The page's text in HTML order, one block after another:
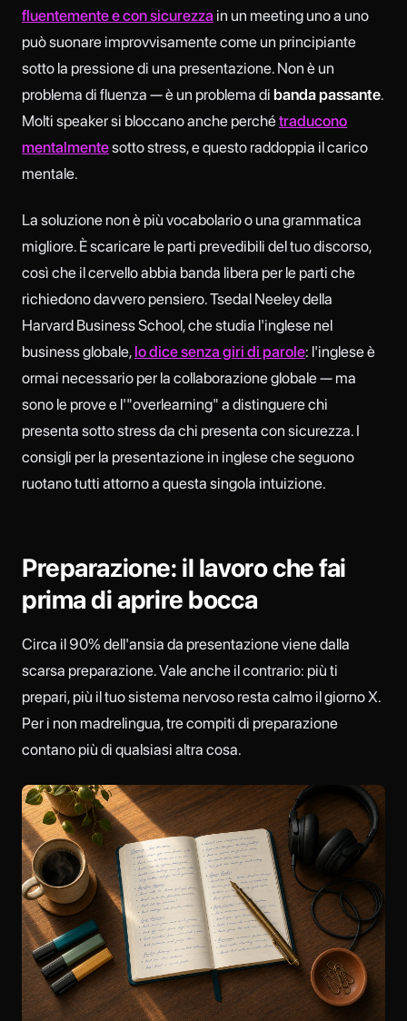
fluentemente e con sicurezza in un meeting uno a uno
può suonare improvvisamente come un principiante
sotto la pressione di una presentazione. Non è un
problema di fluenza — è un problema di banda passante.
Molti speaker si bloccano anche perchétraducono
mentalmentesotto stress, e questo raddoppia il carico
mentale.
La soluzione non è più vocabolario o una grammatica
migliore. È scaricare le parti prevedibili del tuo discorso,
così che il cervello abbia banda libera per le parti che
richiedono davvero pensiero. Tsedal Neeley della
Harvard Business School, che studia l'inglese nel
business globale, lo dice senza giri di parole: l'inglese è
ormai necessario per la collaborazione globale — ma
sono le prove e l'"overlearning" a distinguere chi
presenta sotto stress da chi presenta con sicurezza. I
consigli per la presentazione in inglese che seguono
ruotano tutti attorno a questa singola intuizione.
Preparazione: il lavoro che fai
prima di aprire bocca
Circa il 90% dell'ansia da presentazione viene dalla
scarsa preparazione. Vale anche il contrario: più ti
prepari, più il tuo sistema nervoso resta calmo il giorno X.
Per i non madrelingua, tre compiti di preparazione
contano più di qualsiasi altra cosa.